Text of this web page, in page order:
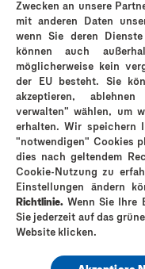
Gleitgel
Warum Durex?
ImpressumCookie-
Karriere
Zwecken an unsere
mit anderen Daten
wenn Sie deren
können auch
möglicherweise kein
der EU besteht. Sie
akzeptieren,
verwalten" wählen, um
erhalten. Wir speichern
"notwendigen" Cookies
dies nach geltendem
Cookie-Nutzung zu
Einstellungen ändern
Richtlinie. Wenn Sie Ihre
Sie jederzeit auf das
Website klicken.